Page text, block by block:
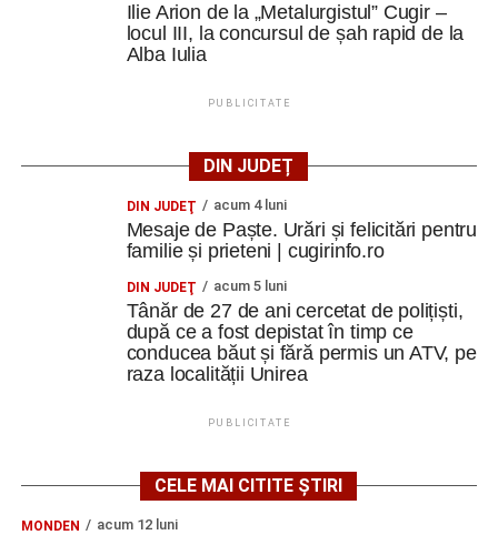
Ilie Arion de la „Metalurgistul” Cugir –
locul III, la concursul de șah rapid de la
Alba Iulia
PUBLICITATE
DIN JUDEȚ
DIN JUDEŢ acum 4 luni
Mesaje de Paște. Urări și felicitări pentru
familie și prieteni | cugirinfo.ro
DIN JUDEŢ acum 5 luni
Tânăr de 27 de ani cercetat de polițiști,
după ce a fost depistat în timp ce
conducea băut și fără permis un ATV, pe
raza localității Unirea
PUBLICITATE
CELE MAI CITITE ȘTIRI
MONDEN acum 12 luni